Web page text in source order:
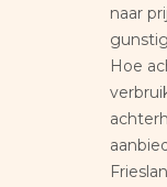
naar
Hoe